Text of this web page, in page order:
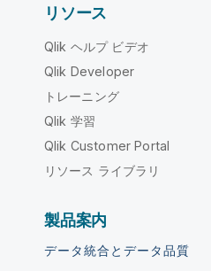
リソース
Qlik ヘルプ ビデオ
Qlik Developer
トレーニング
Qlik 学習
Qlik Customer Portal
リソース ライブラリ
製品案内
データ統合とデータ品質